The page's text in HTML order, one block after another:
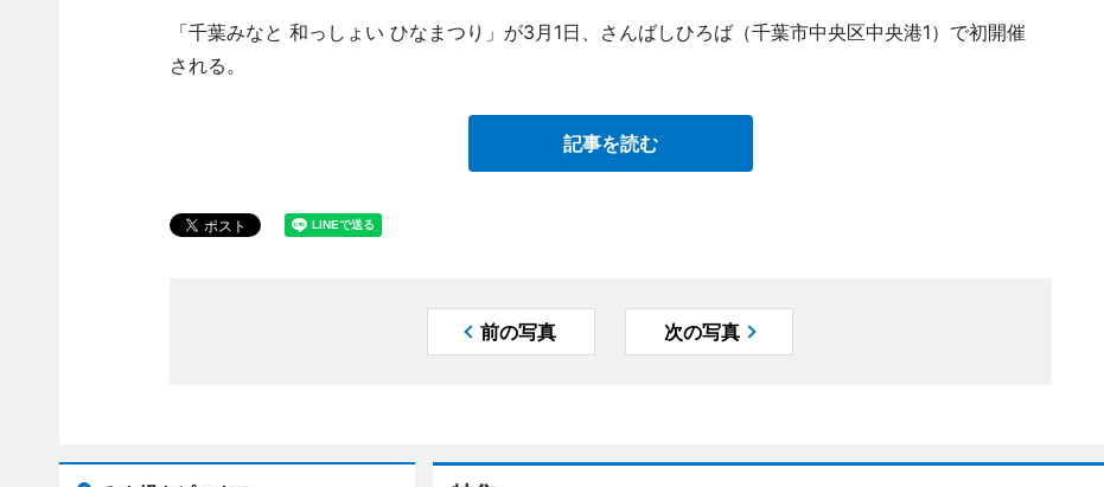
「千葉みなと 和っしょい ひなまつり」が3月1日、さんばしひろば（千葉市中央区中央港1）で初開催
される。
記事を読む
前の写真 次の写真